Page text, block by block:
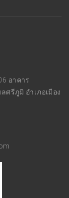
อาคาร
รีภูมิ อำเภอเมือง